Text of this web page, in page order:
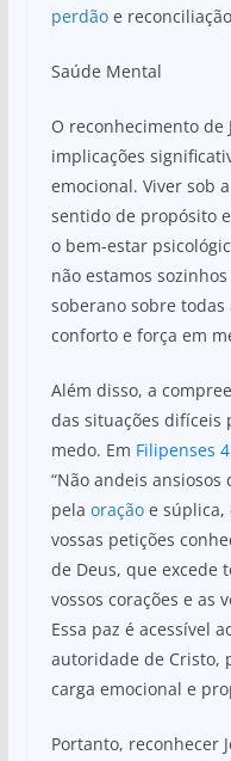
perdãoe
Saúde Mental
O reconhecimento de
implicações
emocional. Viver sob
sentido de propósito
o bem-estar
não estamos
soberano sobre
conforto e força em
Além disso, a
das situações difíceis
medo. Em Filipenses
“Não andeis
pela oraçãoe súplica,
vossas petições
de Deus, que excede
vossos corações e as
Essa paz é acessível
autoridade de Cristo,
carga emocional e
Portanto, reconhecer